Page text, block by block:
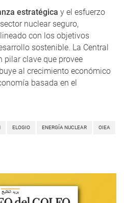
estratégica y el esfuerzo
nuclear seguro,
con los objetivos
sostenible. La Central
pilar clave que provee
al crecimiento económico
basada en el
ELOGIO ENERGÍA NUCLEAR OIEA